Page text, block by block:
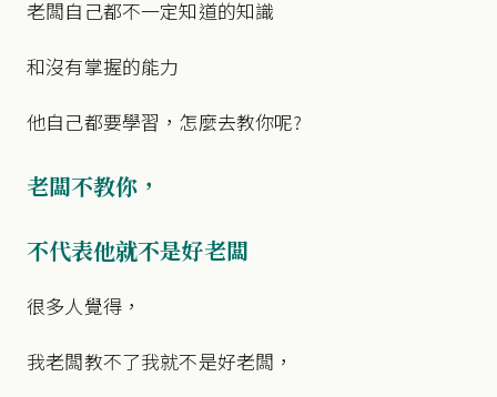
老闆自己都不一定知道的知識
和沒有掌握的能力
他自己都要學習，怎麼去教你呢?
老闆不教你，
不代表他就不是好老闆
很多人覺得，
我老闆教不了我就不是好老闆，